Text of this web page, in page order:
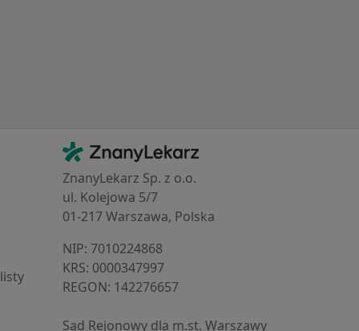
Kontakt
ZnanyLekarz - Strona główna
ZnanyLekarz Sp. z o.o.
ul. Kolejowa 5/7
01-217 Warszawa, Polska
NIP: ⁠7010224868
KRS: ⁠0000347997
REGON: ⁠142276657
Sąd Rejonowy dla m.st. Warszawy